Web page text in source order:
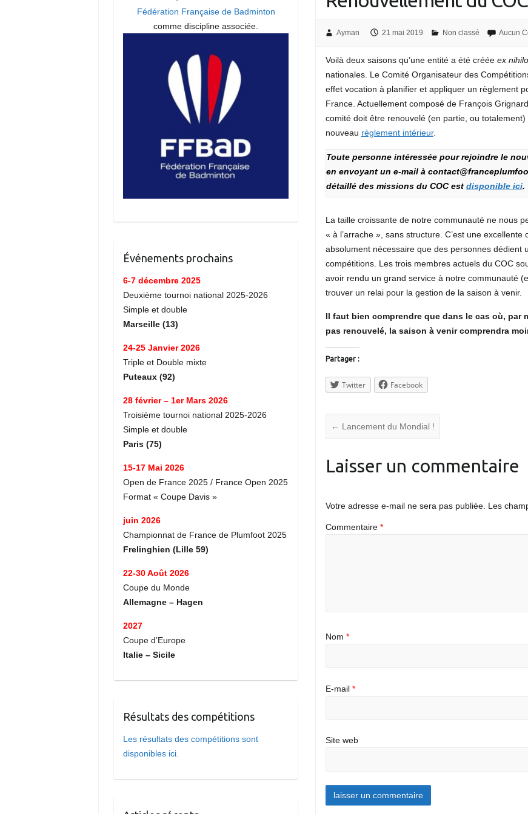
Ayman 21 mai 2019 Non classé Aucun
Voilà deux saisons qu’une entité a été créée ex nihilo
nationales. Le Comité Organisateur des
effet vocation à planifier et appliquer un règlement
France. Actuellement composé de François
comité doit être renouvelé (en partie, ou
nouveau règlement intérieur.
Toute personne intéressée pour rejoindre le
en envoyant un e-mail à
détaillé des missions du COC est disponible ici.
La taille croissante de notre communauté ne nous
« à l’arrache », sans structure. C’est une excellente
absolument nécessaire que des personnes dédient
compétitions. Les trois membres actuels du COC
avoir rendu un grand service à notre communauté
trouver un relai pour la gestion de la saison à venir.
Il faut bien comprendre que dans le cas où, par
pas renouvelé, la saison à venir comprendra
Partager :
Twitter Facebook
← Lancement du Mondial !
Laisser un commentaire
Votre adresse e-mail ne sera pas publiée. Les
Commentaire *
Nom *
E-mail *
Site web
Fédération Française de Badminton
comme discipline associée.
Événements prochains
6-7 décembre 2025
Deuxième tournoi national 2025-2026
Simple et double
Marseille (13)
24-25 Janvier 2026
Triple et Double mixte
Puteaux (92)
28 février – 1er Mars 2026
Troisième tournoi national 2025-2026
Simple et double
Paris (75)
15-17 Mai 2026
Open de France 2025 / France Open 2025
Format « Coupe Davis »
juin 2026
Championnat de France de Plumfoot 2025
Frelinghien (Lille 59)
22-30 Août 2026
Coupe du Monde
Allemagne – Hagen
2027
Coupe d’Europe
Italie – Sicile
Résultats des compétitions
Les résultats des compétitions sont
disponibles ici.